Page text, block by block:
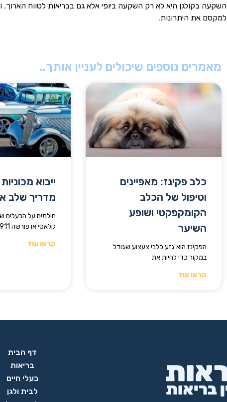
השקעה בקולגן היא לא רק השקעה ביופי אלא גם בבריאות לטווח
למקסם את היתרונות.
מאמרים נוספים שיכולים לעניין אותך..
כלב פקינז: מאפיינים
וטיפול של הכלב
הקומקפקטי ושופע
השיער
הפקינז הוא גזע כלבי צעצוע שגודל
במקור כדי לחיות את
קראו עוד
ייבוא
מדריך שלב
חולמים על הבעלים
קלאסי או פורשה 911
קראו עוד
דף הבית
בריאות
בעלי חיים
לבית ולגן